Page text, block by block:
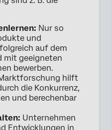
Nur so
und
auf dem
mit geeigneten
bewerben.
hilft
die Konkurrenz,
und berechenbar
Unternehmen
Entwicklungen in